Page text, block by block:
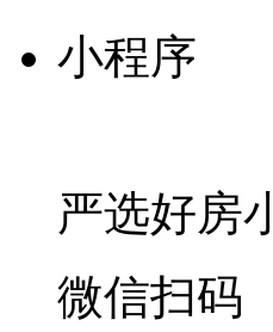
小程序
严选好房
微信扫码